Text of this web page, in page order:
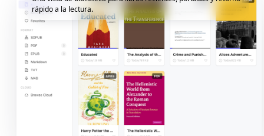
rápido a la lectura.